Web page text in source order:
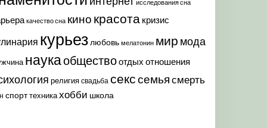
исследования сна
качество сна кино красота кризис
курьез любовь мелатонин мир мода
наукаобществоотдых отношения
религия свадьба секссемья смерть
спорттехникахобби школа